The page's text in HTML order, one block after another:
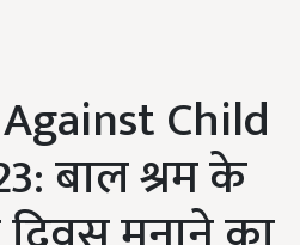
Child
बाल श्रम के